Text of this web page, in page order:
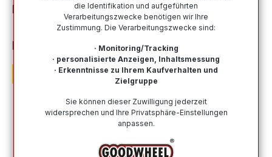
PIRELLI P-ZERO (PZ4) (SPORTS CAR)
(MO1) 265/35R21 101Y (MO1) XL ELECT
BSW PNCS
Bildergalerie überspringen
die Identifikation und aufgeführten
Verarbeitungszwecke benötigen wir Ihre
Zustimmung. Die Verarbeitungszwecke sind:
· Monitoring/Tracking
· personalisierte Anzeigen, Inhaltsmessung
· Erkenntnisse zu Ihrem Kaufverhalten und
Zielgruppe
Sie können dieser Zuwilligung jederzeit
widersprechen und Ihre Privatsphäre-Einstellungen
anpassen.